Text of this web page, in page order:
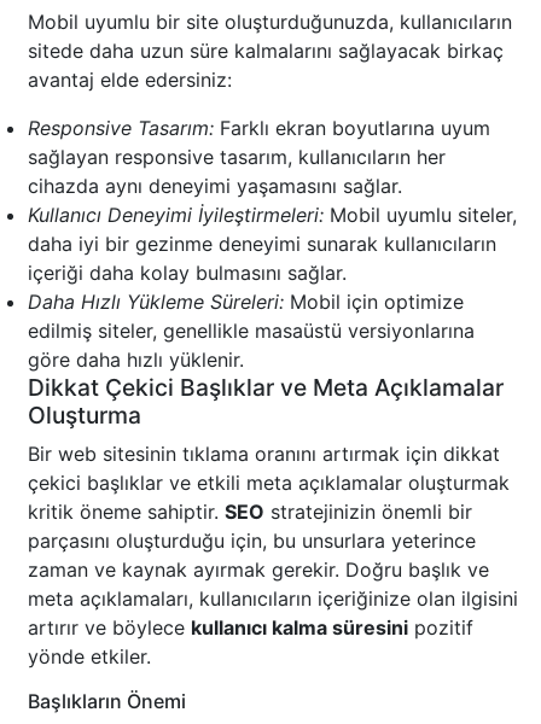
Mobil uyumlu bir site oluşturduğunuzda, kullanıcıların
sitede daha uzun süre kalmalarını sağlayacak birkaç
avantaj elde edersiniz:
Responsive Tasarım: Farklı ekran boyutlarına uyum
sağlayan responsive tasarım, kullanıcıların her
cihazda aynı deneyimi yaşamasını sağlar.
Kullanıcı Deneyimi İyileştirmeleri: Mobil uyumlu siteler,
daha iyi bir gezinme deneyimi sunarak kullanıcıların
içeriği daha kolay bulmasını sağlar.
Daha Hızlı Yükleme Süreleri: Mobil için optimize
edilmiş siteler, genellikle masaüstü versiyonlarına
göre daha hızlı yüklenir.
Dikkat Çekici Başlıklar ve Meta Açıklamalar
Oluşturma
Bir web sitesinin tıklama oranını artırmak için dikkat
çekici başlıklar ve etkili meta açıklamalar oluşturmak
kritik öneme sahiptir. SEO stratejinizin önemli bir
parçasını oluşturduğu için, bu unsurlara yeterince
zaman ve kaynak ayırmak gerekir. Doğru başlık ve
meta açıklamaları, kullanıcıların içeriğinize olan ilgisini
artırır ve böylece kullanıcı kalma süresini pozitif
yönde etkiler.
Başlıkların Önemi